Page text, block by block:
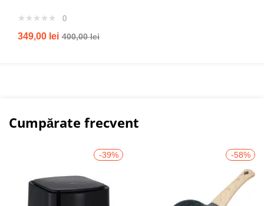
0
349,00 lei 400,00lei
Cumpărate frecvent
-39% -58%